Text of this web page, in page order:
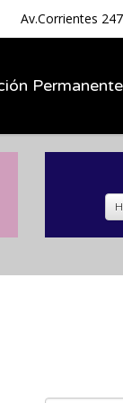
Av.Corrientes
Permanente